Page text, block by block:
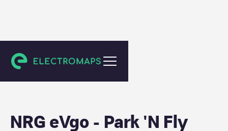
College Park
NRG eVgo - Park 'N Fly